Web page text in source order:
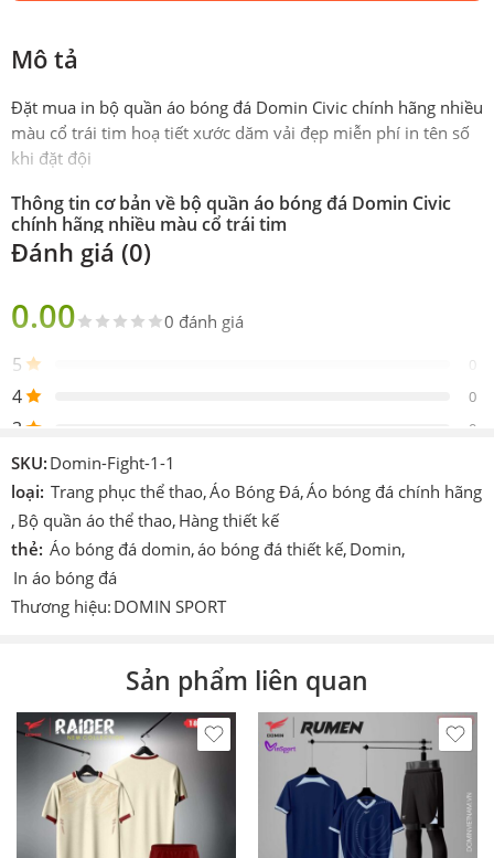
Mô tả
Đặt mua in bộ quần áo bóng đá Domin Civic chính hãng nhiều
màu cổ trái tim hoạ tiết xước dăm vải đẹp miễn phí in tên số
khi đặt đội
Thông tin cơ bản về bộ quần áo bóng đá Domin Civic
chính hãng nhiều màu cổ trái tim
Phiên
Chính hãng DOMIN SPORT
Sản
Gồm 1 áo 1 quần
Thiết
kế
Chi tiết
khác
In hoặc ép decan nhiệt cao tần.
Công
nghệ
Cmcn 4.0 dệt vi tính, ép nhiệt cao tần, nhuộm
sâu.
Size
S – M – L – XL – XXL – XXXL
hợp
Làm áo thi đấu, áo đá banh, đá bóng, áo team, áo
đội,…
In theo
In tên số, in logo theo yêu cầu (có tính phí).
Domin
Đánh giá (0)
0.00 0 đánh giá
5 0
4 0
3 0
2
1 0
Hiện vẫn chưa có đánh giá.
SKU: Domin-Fight-1-1
loại: Trang phục thể thao,Áo Bóng Đá,Áo bóng đá chính hãng
, Bộ quần áo thể thao, Hàng thiết kế
thẻ: Áo bóng đá domin,áo bóng đá thiết kế, Domin,
In áo bóng đá
Thương hiệu: DOMIN SPORT
Sản phẩm liên quan